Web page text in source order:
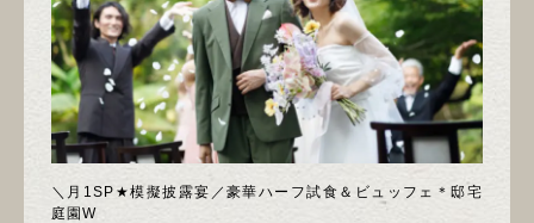
＼月1SP★模擬披露宴／豪華ハーフ試食＆ビュッフェ＊邸宅
庭園W